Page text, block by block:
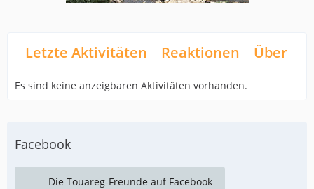
Letzte Aktivitäten Reaktionen Über
Es sind keine anzeigbaren Aktivitäten vorhanden.
Facebook
Die Touareg-Freunde auf Facebook